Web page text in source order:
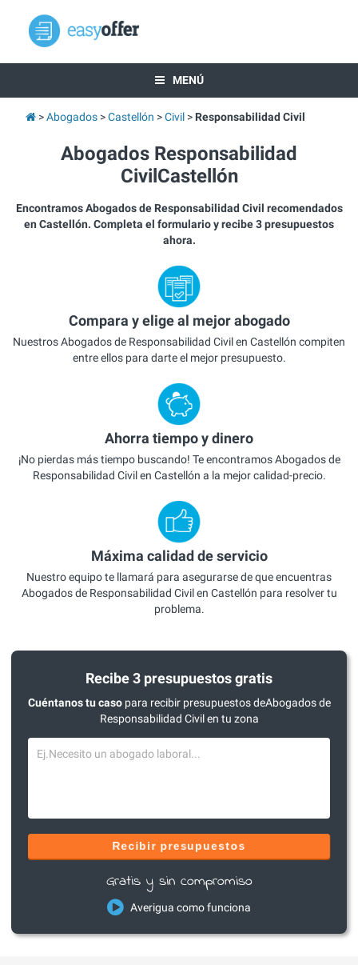
MENÚ
Abogados Castellón Civil Responsabilidad Civil
Abogados Responsabilidad
CivilCastellón
Encontramos Abogados de Responsabilidad Civil recomendados
en Castellón. Completa el formulario y recibe 3 presupuestos
ahora.
Compara y elige al mejor abogado
Nuestros Abogados de Responsabilidad Civil en Castellón compiten
entre ellos para darte el mejor presupuesto.
Ahorra tiempo y dinero
¡No pierdas más tiempo buscando! Te encontramos Abogados de
Responsabilidad Civil en Castellón a la mejor calidad-precio.
Máxima calidad de servicio
Nuestro equipo te llamará para asegurarse de que encuentras
Abogados de Responsabilidad Civil en Castellón para resolver tu
problema.
Recibe 3 presupuestos gratis
Cuéntanos tu casopara recibir presupuestos deAbogados de
Responsabilidad Civil en tu zona
Recibir presupuestos
Gratis y sin compromiso
Averigua como funciona